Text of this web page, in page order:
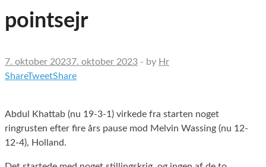
pointsejr
7. oktober 20237. oktober 2023 - by Hr
ShareTweetShare
Abdul Khattab (nu 19-3-1) virkede fra starten noget
ringrusten efter fire års pause mod Melvin Wassing (nu 12-
12-4), Holland.